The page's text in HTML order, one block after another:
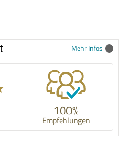
Mehr Infos
100%
Empfehlungen